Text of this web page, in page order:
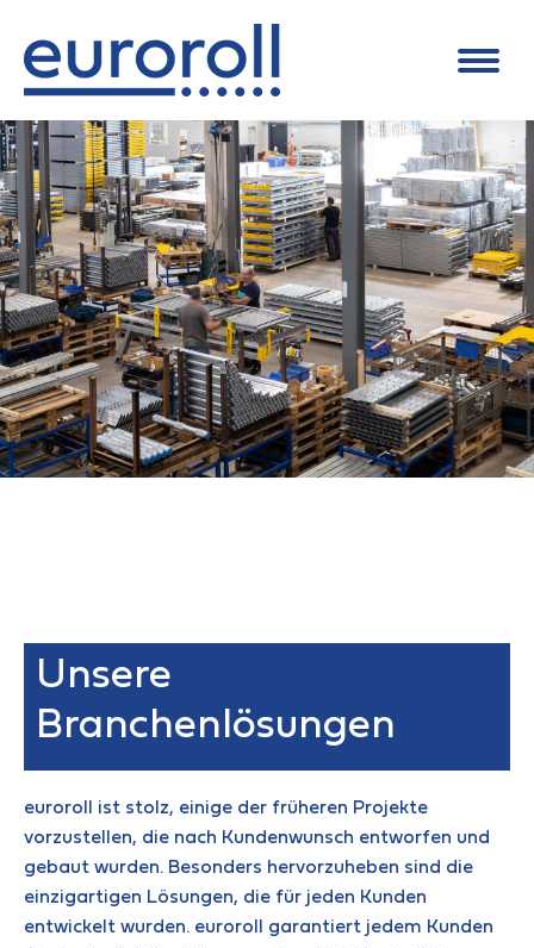
Unsere
Branchenlösungen
euroroll ist stolz, einige der früheren Projekte
vorzustellen, die nach Kundenwunsch entworfen und
gebaut wurden. Besonders hervorzuheben sind die
einzigartigen Lösungen, die für jeden Kunden
entwickelt wurden. euroroll garantiert jedem Kunden